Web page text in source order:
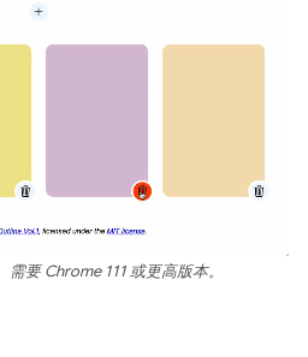
需要 Chrome 111 或更高版本。